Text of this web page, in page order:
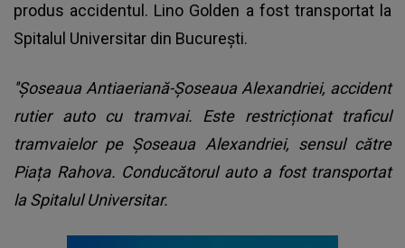
produs accidentul. Lino Golden a fost transportat la
Spitalul Universitar din București.
''Șoseaua Antiaeriană-Șoseaua Alexandriei, accident
rutier auto cu tramvai. Este restricționat traficul
tramvaielor pe Șoseaua Alexandriei, sensul către
Piața Rahova. Conducătorul auto a fost transportat
la Spitalul Universitar.